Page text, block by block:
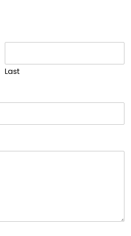
Last